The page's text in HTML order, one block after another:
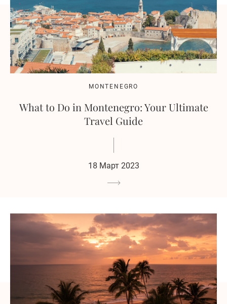
MONTENEGRO
What to Do in Montenegro: Your Ultimate
Travel Guide
18 Март 2023